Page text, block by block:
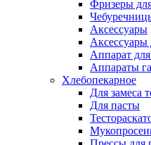
Фризеры
Аксессуары
Аксессуары
Аппарат
Аппараты
Хлебопекарное
Для замеса
Для пасты